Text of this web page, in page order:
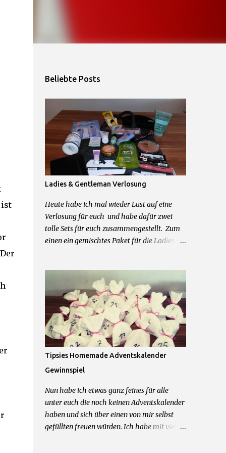
ist
Beliebte Posts
Ladies & Gentleman Verlosung
Heute habe ich mal wieder Lust auf eine
Verlosung für euch und habe dafür zwei
tolle Sets für euch zusammengestellt. Zum
einen ein gemischtes Paket für die Ladies
Leicke und allerhand weiteren feinen
Beautyprodukten. Und zum anderen für die
Herren der Schöpfung ein Mexx Parfum und
Duschgel Set, Touchscreen Handschuhe,
Cooling Gel und Bodyrasierer. 2 Sets = 2
Gewinner Was ihr dafür tun müsst um zu
gewinnen: 1.) Kommentiere diesen Post mit
dem Wunschpaket was du gerne gewinnen
möchtest 2.) Hinterlasse mir im
Kommentarfeld eine Kontaktmöglichkeit
Das wars schon! Teilnahme beginnt jetzt
und endet am 09.04.2016 um 23.59Uhr.
Teilnahme nur mit deutscher Postadresse
Tipsies Homemade Adventskalender
Gewinnspiel
Nun habe ich etwas ganz feines für alle
unter euch die noch keinen Adventskalender
haben und sich über einen von mir selbst
gefüllten freuen würden. Ich habe mit viel